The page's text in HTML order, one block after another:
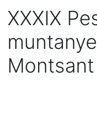
XXXIX
Montsant